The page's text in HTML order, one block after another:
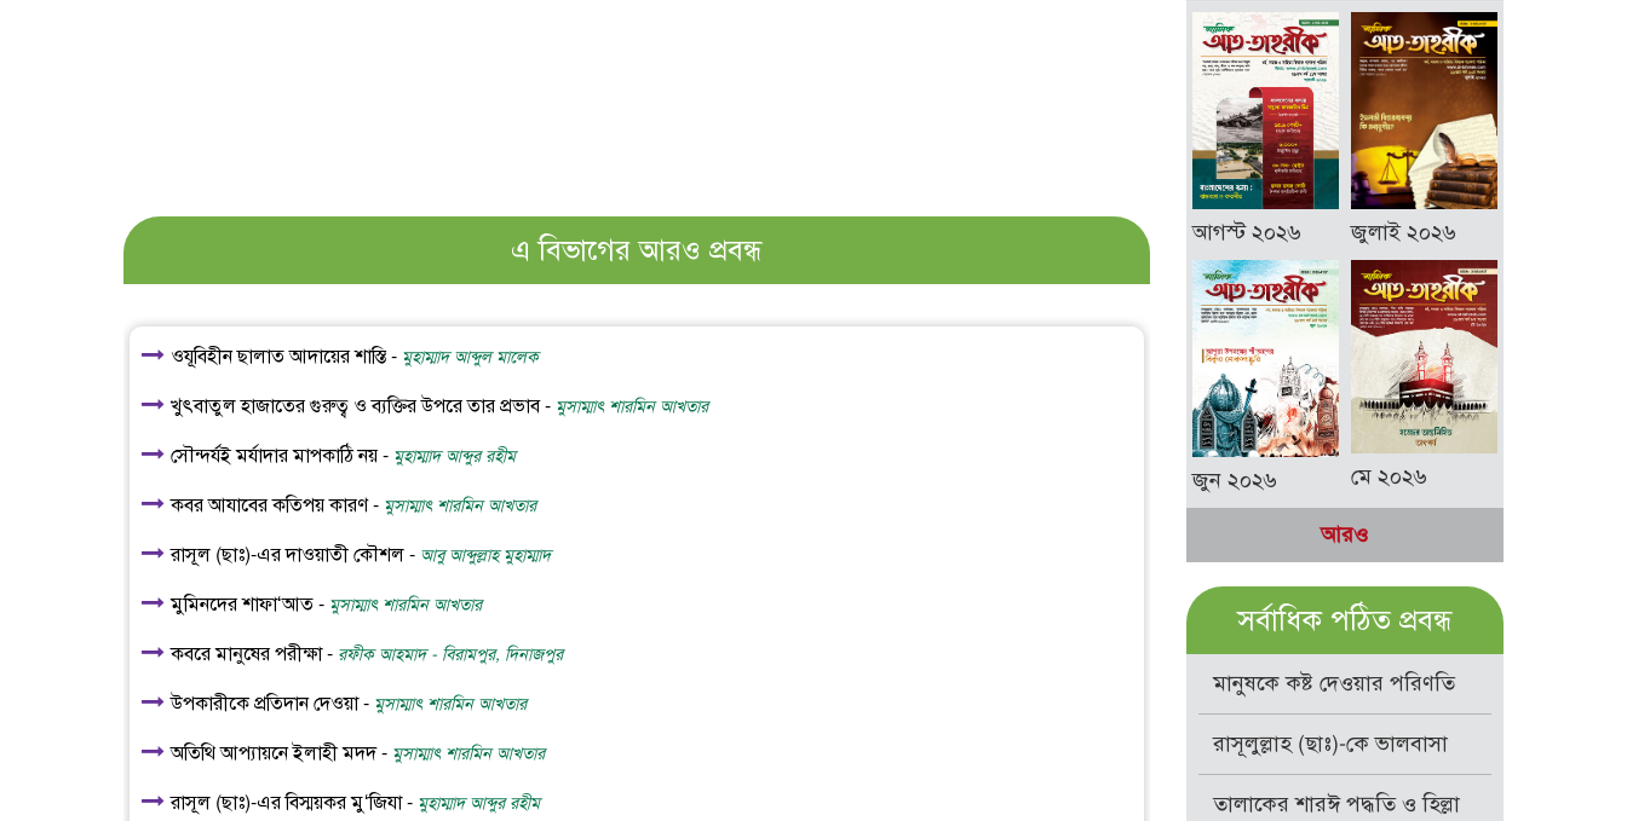
এ বিভাগের আরও প্রবন্ধ
ওযূবিহীন ছালাত আদায়ের শাস্তি - মুহাম্মাদ আব্দুল মালেক
খুৎবাতুল হাজাতের গুরুত্ব ও ব্যক্তির উপরে তার প্রভাব - মুসাম্মাৎ শারমিন আখতার
সৌন্দর্যই মর্যাদার মাপকাঠি নয় - মুহাম্মাদ আব্দুর রহীম
কবর আযাবের কতিপয় কারণ - মুসাম্মাৎ শারমিন আখতার
রাসূল (ছাঃ)-এর দাওয়াতী কৌশল - আবু আব্দুল্লাহ মুহাম্মাদ
মুমিনদের শাফা‘আত - মুসাম্মাৎ শারমিন আখতার
কবরে মানুষের পরীক্ষা - রফীক আহমাদ - বিরামপুর, দিনাজপুর
উপকারীকে প্রতিদান দেওয়া - মুসাম্মাৎ শারমিন আখতার
অতিথি আপ্যায়নে ইলাহী মদদ - মুসাম্মাৎ শারমিন আখতার
রাসূল (ছাঃ)-এর বিস্ময়কর মু‘জিযা - মুহাম্মাদ আব্দুর রহীম
আগস্ট ২০২৬ জুলাই ২০২৬
জুন ২০২৬ মে ২০২৬
আরও
সর্বাধিক পঠিত প্রবন্ধ
মানুষকে কষ্ট দেওয়ার পরিণতি
রাসূলুল্লাহ (ছাঃ)-কে ভালবাসা
তালাকের শারঈ পদ্ধতি ও হিল্লা